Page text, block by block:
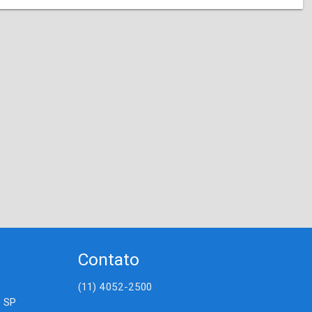
Contato
(11) 4052-2500